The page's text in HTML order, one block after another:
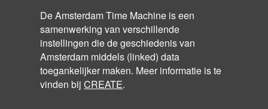
De Amsterdam Time Machine is een
samenwerking van verschillende
instellingen die de geschiedenis van
Amsterdam middels (linked) data
toegankelijker maken. Meer informatie is te
vinden bijCREATE.